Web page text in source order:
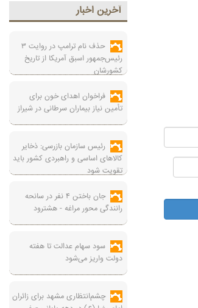
آخرين اخبار
حذف نام ترامپ در روایت ۳
رئیس‌جمهور اسبق آمریکا از تاریخ
کشورشان
فراخوان اهدای خون برای
تأمین نیاز بیماران سرطانی در شیراز
رئیس سازمان بازرسی: ذخایر
کالاهای اساسی و راهبردی کشور باید
تقویت شود
جان باختن ۴ نفر در سانحه
رانندگی محور مراغه - هشترود
سود سهام عدالت تا هفته
دولت واریز می‌شود
چشم‌انتظاری مشهد برای زائران